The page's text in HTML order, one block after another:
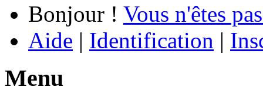
Bonjour ! Vous n'êtes
Aide | Identification |
Menu